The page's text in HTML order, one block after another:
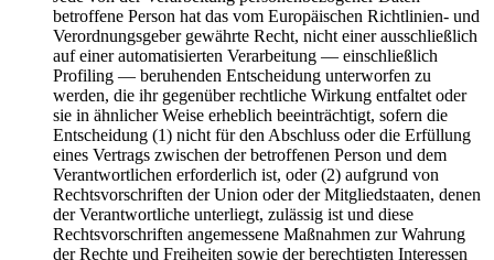
betroffene Person hat das vom Europäischen Richtlinien- und
Verordnungsgeber gewährte Recht, nicht einer ausschließlich
auf einer automatisierten Verarbeitung — einschließlich
Profiling — beruhenden Entscheidung unterworfen zu
werden, die ihr gegenüber rechtliche Wirkung entfaltet oder
sie in ähnlicher Weise erheblich beeinträchtigt, sofern die
Entscheidung (1) nicht für den Abschluss oder die Erfüllung
eines Vertrags zwischen der betroffenen Person und dem
Verantwortlichen erforderlich ist, oder (2) aufgrund von
Rechtsvorschriften der Union oder der Mitgliedstaaten, denen
der Verantwortliche unterliegt, zulässig ist und diese
Rechtsvorschriften angemessene Maßnahmen zur Wahrung
der Rechte und Freiheiten sowie der berechtigten Interessen